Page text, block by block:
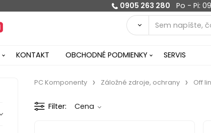
0905 263 280 Po - Pi:
KONTAKT OBCHODNÉ PODMIENKY SERVIS
PC Komponenty Záložné zdroje, ochrany Off
Filter Cena